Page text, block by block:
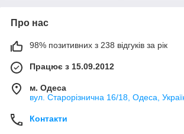
Про нас
98% позитивних з 238 відгуків за рік
Працює з 15.09.2012
м. Одеса
вул. Старорізнична 16/18, Одеса,
Контакти